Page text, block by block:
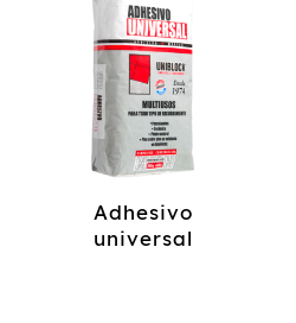
Adhesivo
universal